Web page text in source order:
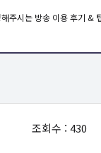
조회수 : 430